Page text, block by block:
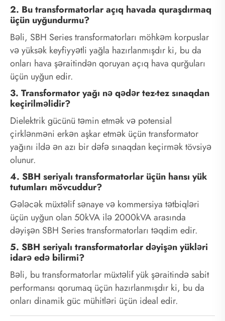
2. Bu transformatorlar açıq havada quraşdırmaq
üçün uyğundurmu?
Bəli, SBH Series transformatorları möhkəm korpuslar
və yüksək keyfiyyətli yağla hazırlanmışdır ki, bu da
onları hava şəraitindən qoruyan açıq hava qurğuları
üçün uyğun edir.
3. Transformator yağı nə qədər tez-tez sınaqdan
keçirilməlidir?
Dielektrik gücünü təmin etmək və potensial
çirklənməni erkən aşkar etmək üçün transformator
yağını ildə ən azı bir dəfə sınaqdan keçirmək tövsiyə
olunur.
4. SBH seriyalı transformatorlar üçün hansı yük
tutumları mövcuddur?
Gələcək müxtəlif sənaye və kommersiya tətbiqləri
üçün uyğun olan 50kVA ilə 2000kVA arasında
dəyişən SBH Series transformatorları təqdim edir.
5. SBH seriyalı transformatorlar dəyişən yükləri
idarə edə bilirmi?
Bəli, bu transformatorlar müxtəlif yük şəraitində sabit
performansı qorumaq üçün hazırlanmışdır ki, bu da
onları dinamik güc mühitləri üçün ideal edir.